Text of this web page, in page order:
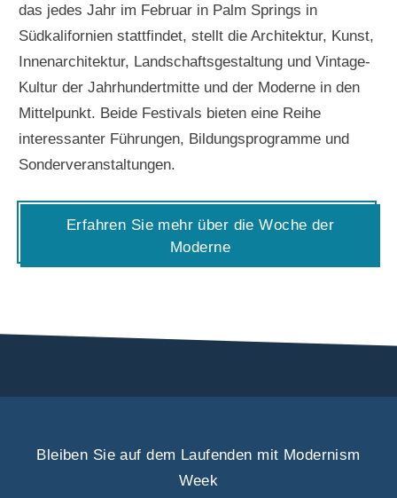
das jedes Jahr im Februar in Palm Springs in
Südkalifornien stattfindet, stellt die Architektur, Kunst,
Innenarchitektur, Landschaftsgestaltung und Vintage-
Kultur der Jahrhundertmitte und der Moderne in den
Mittelpunkt. Beide Festivals bieten eine Reihe
interessanter Führungen, Bildungsprogramme und
Sonderveranstaltungen.
Erfahren Sie mehr über die Woche der
Moderne
Bleiben Sie auf dem Laufenden mit Modernism
Week